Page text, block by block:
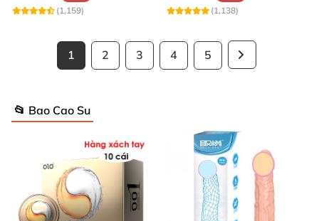
(1,159)
(1,138)
1 2 3 4 5
📂 Bao Cao Su